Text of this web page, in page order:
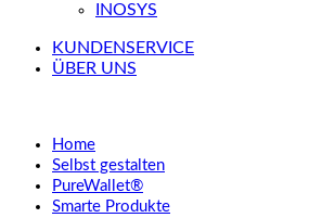
INOSYS
KUNDENSERVICE
ÜBER UNS
Home
Selbst gestalten
PureWallet®
Smarte Produkte